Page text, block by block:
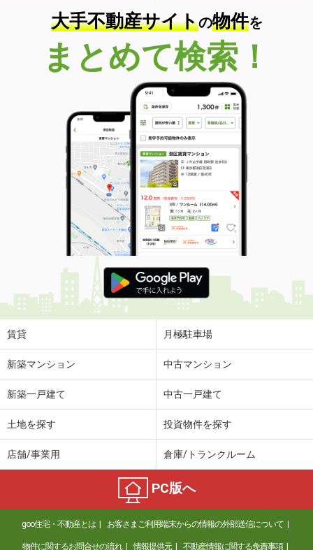
大手不動産サイトの物件を
まとめて検索！
賃貸 月極駐車場
新築マンション 中古マンション
新築一戸建て 中古一戸建て
土地を探す 投資物件を探す
店舗/事業用 倉庫/トランクルーム
PC版へ
goo住宅・不動産とは お客さまご利用端末からの情報の外部送信について
物件に関するお問合せの流れ 情報提供元 不動産情報に関する免責事項